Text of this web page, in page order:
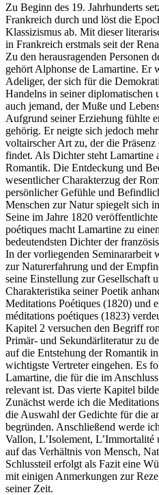
Zu Beginn des 19. Jahrhunderts
Frankreich durch und löst die
Klassizismus ab. Mit dieser
in Frankreich erstmals seit der
Zu den herausragenden Personen
gehört Alphonse de Lamartine. Er
Adeliger, der sich für die
Handelns in seiner diplomatischen
auch jemand, der Muße und
Aufgrund seiner Erziehung fühlte
gehörig. Er neigte sich jedoch
voltairscher Art zu, der die
findet. Als Dichter steht Lamartine
Romantik. Die Entdeckung und
wesentlicher Charakterzug der
persönlicher Gefühle und
Menschen zur Natur spiegelt sich
Seine im Jahre 1820
poétiques macht Lamartine zu
bedeutendsten Dichter der
In der vorliegenden Seminararbeit
zur Naturerfahrung und der
seine Einstellung zur Gesellschaft
Charakteristika seiner Poetik
Meditations Poétiques (1820) und
méditations poétiques (1823)
Kapitel 2 versuchen den Begriff
Primär- und Sekundärliteratur zu
auf die Entstehung der Romantik
wichtigste Vertreter eingehen. Es
Lamartine, die für die im
relevant ist. Das vierte Kapitel
Zunächst werde ich die
die Auswahl der Gedichte für die
begründen. Anschließend werde
Vallon, L’Isolement,
auf das Verhältnis von Mensch,
Schlussteil erfolgt als Fazit eine
mit einigen Anmerkungen zur
seiner Zeit.